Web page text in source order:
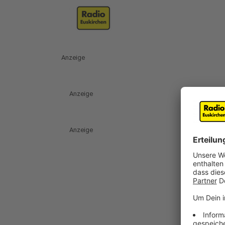
Anzeige
Anzeige
Anzeige